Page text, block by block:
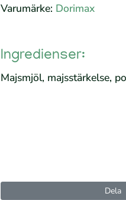
Varumärke: Dorimax
Ingredienser:
Majsmjöl, majsstärkelse,
Dela